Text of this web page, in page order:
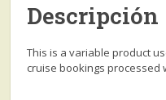
Descripción
This is a variable product
cruise bookings processed